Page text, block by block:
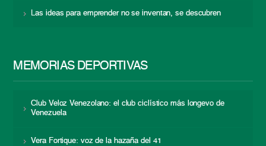
Las ideas para emprender no se inventan, se descubren
MEMORIAS DEPORTIVAS
Club Veloz Venezolano: el club ciclístico más longevo de
Venezuela
Vera Fortique: voz de la hazaña del 41